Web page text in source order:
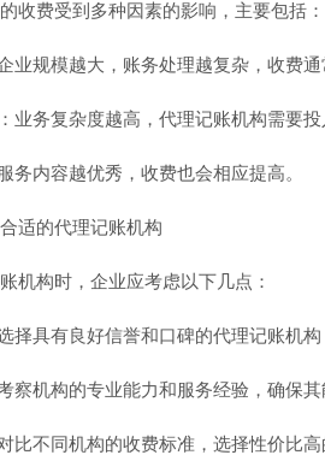
收费受到多种因素的影响，主要包括：
业规模越大，账务处理越复杂，收费通
业务复杂度越高，代理记账机构需要
务内容越优秀，收费也会相应提高。
适的代理记账机构
机构时，企业应考虑以下几点：
择具有良好信誉和口碑的代理记账机构
察机构的专业能力和服务经验，确保其
比不同机构的收费标准，选择性价比高